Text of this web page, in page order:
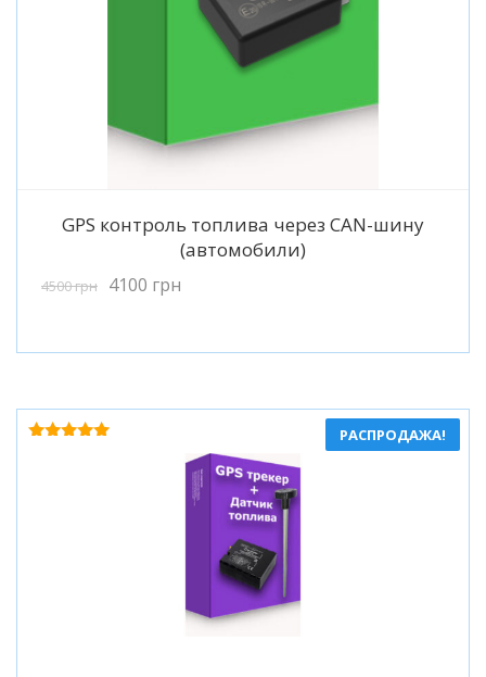
Подробнее
GPS контроль топлива через CAN-шину
(автомобили)
4500грн 4100 грн
РАСПРОДАЖА!